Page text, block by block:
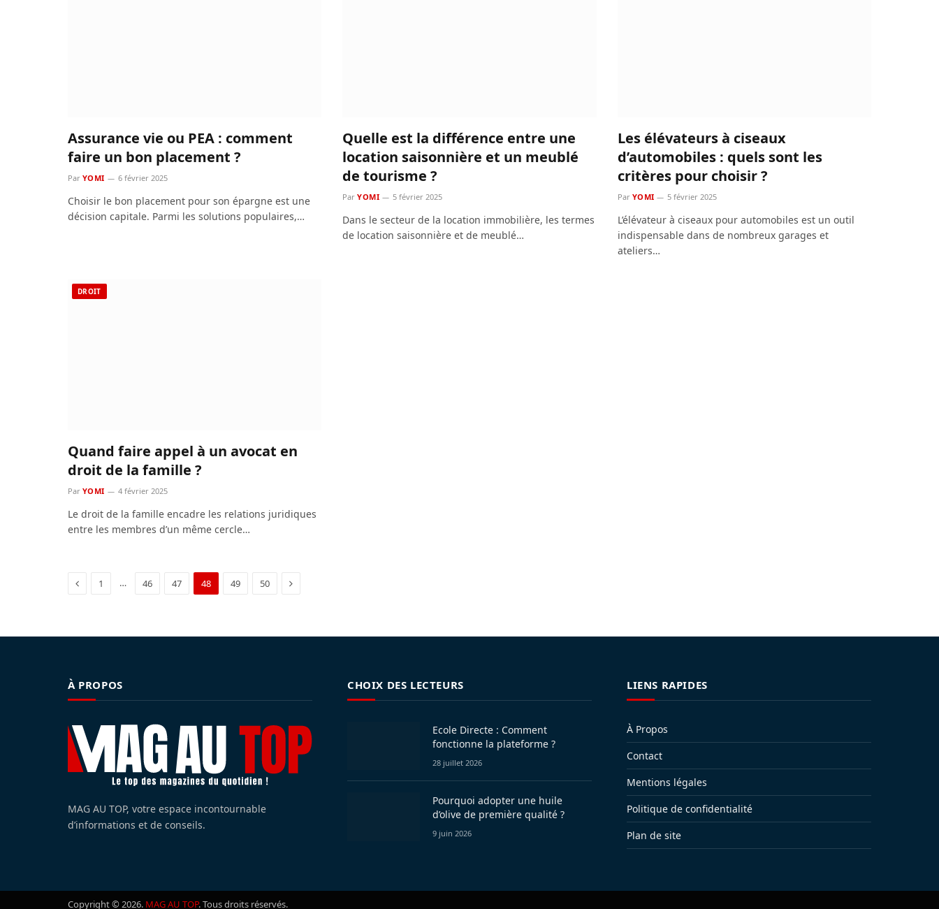
Assurance vie ou PEA : comment
faire un bon placement ?
Par YOMI 6 février 2025
Choisir le bon placement pour son épargne est une
décision capitale. Parmi les solutions populaires,…
Quelle est la différence entre une
location saisonnière et un meublé
de tourisme ?
Par YOMI 5 février 2025
Dans le secteur de la location immobilière, les termes
de location saisonnière et de meublé…
Les élévateurs à ciseaux
d’automobiles : quels sont les
critères pour choisir ?
Par YOMI 5 février 2025
L’élévateur à ciseaux pour automobiles est un outil
indispensable dans de nombreux garages et
ateliers…
DROIT
Quand faire appel à un avocat en
droit de la famille ?
Par YOMI 4 février 2025
Le droit de la famille encadre les relations juridiques
entre les membres d’un même cercle…
Previous
1 … 46 47 48 49 50 Next
À PROPOS
MAG AU TOP, votre espace incontournable
d’informations et de conseils.
CHOIX DES LECTEURS
Ecole Directe : Comment
fonctionne la plateforme ?
28 juillet 2026
Pourquoi adopter une huile
d’olive de première qualité ?
9 juin 2026
LIENS RAPIDES
À Propos
Contact
Mentions légales
Politique de confidentialité
Plan de site
Copyright © 2026. MAG AU TOP. Tous droits réservés.